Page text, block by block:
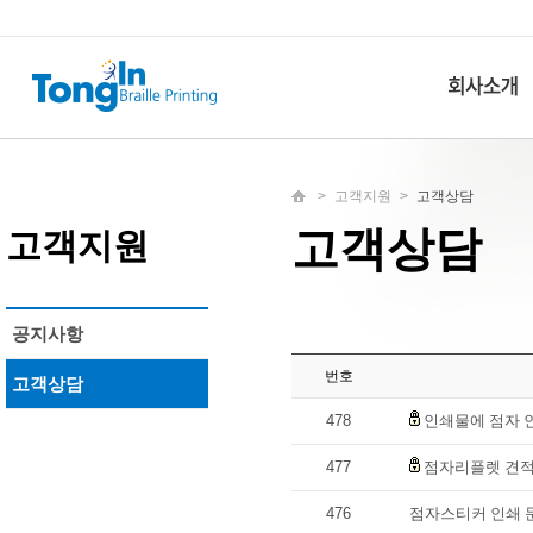
고객지원
공지사항
고객상담
> 고객지원 > 고객상담
고객상담
번호
478 인쇄물에 점자
477 점자리플렛 견
476 점자스티커 인쇄